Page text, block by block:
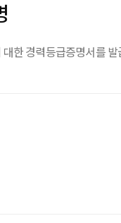
한 경력등급증명서를